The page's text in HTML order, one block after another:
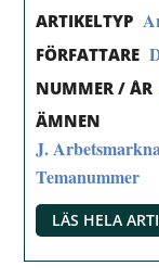
ARTIKELTYP
FÖRFATTARE
NUMMER / ÅR
ÄMNEN
J.
Temanummer
LÄS HELA